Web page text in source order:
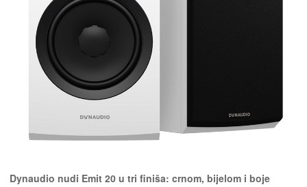
Dynaudio nudi Emit 20 u tri finiša: crnom, bijelom i boje